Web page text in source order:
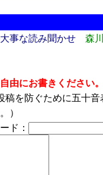
事な読み聞かせ 森
由にお書きください。
稿を防ぐために五十
）
ド：